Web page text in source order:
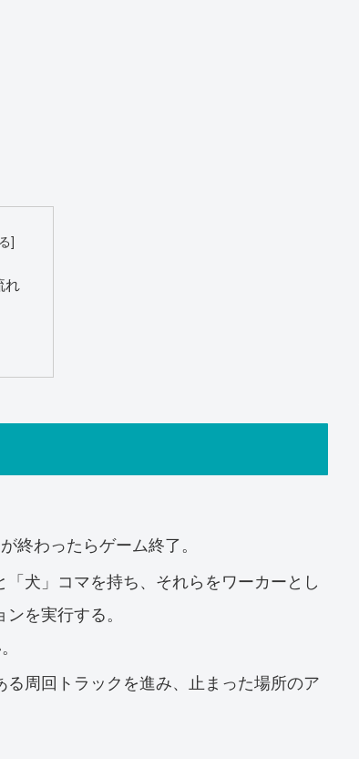
れ
終わったらゲーム終了。
犬」コマを持ち、それらをワーカーとし
を実行する。
周回トラックを進み、止まった場所のア